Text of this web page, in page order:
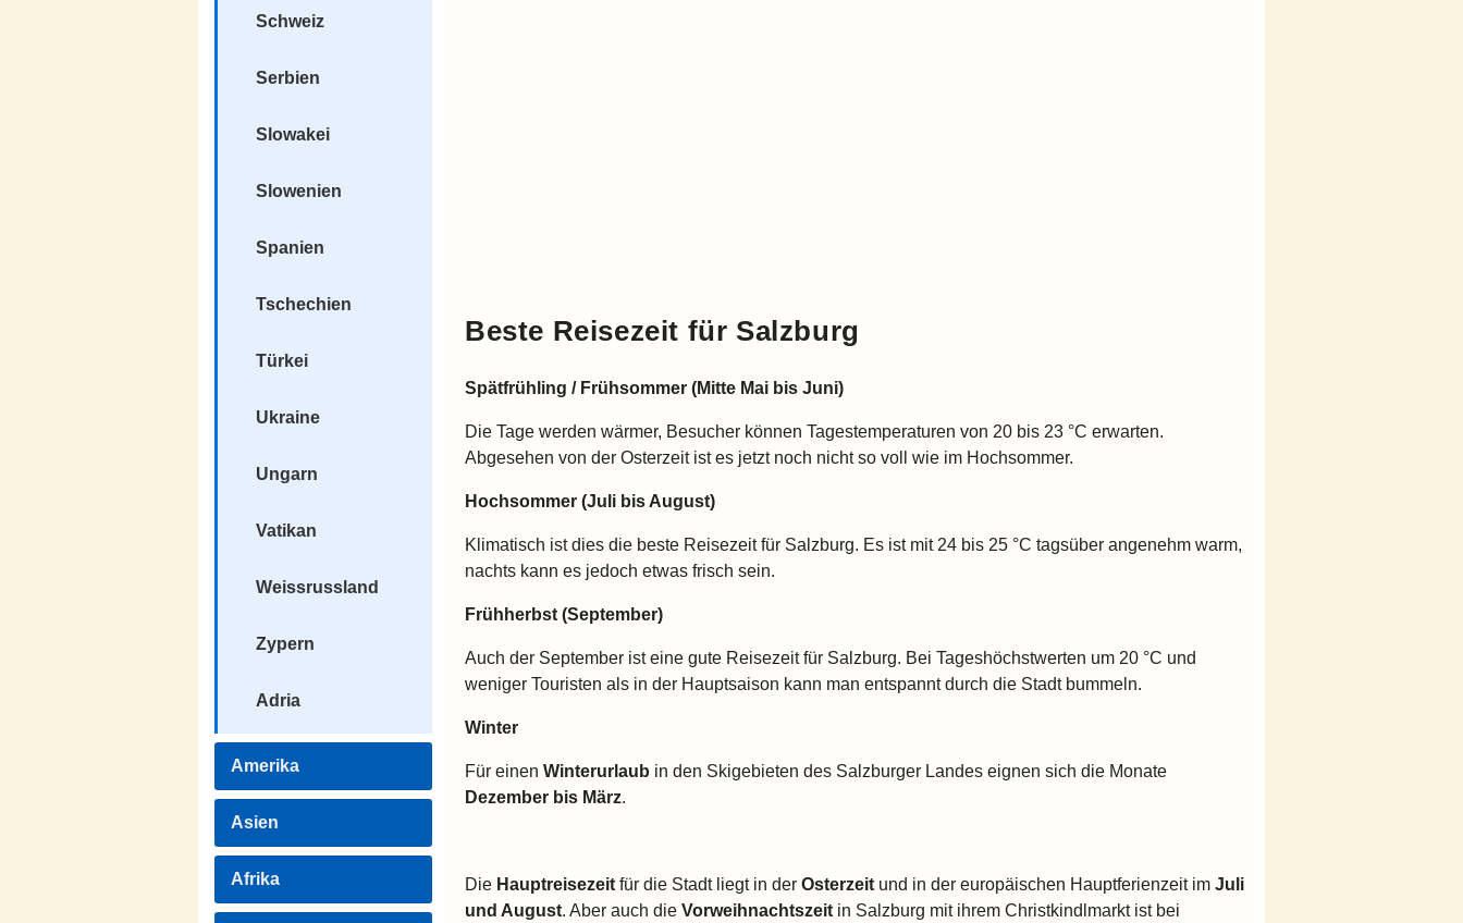
Schweiz
Serbien
Slowakei
Slowenien
Spanien
Tschechien
Türkei
Ukraine
Ungarn
Vatikan
Weissrussland
Zypern
Adria
Amerika
Asien
Afrika
Beste Reisezeit für Salzburg
Spätfrühling / Frühsommer (Mitte Mai bis Juni)
Die Tage werden wärmer, Besucher können Tagestemperaturen von 20 bis 23 °C erwarten.
Abgesehen von der Osterzeit ist es jetzt noch nicht so voll wie im Hochsommer.
Hochsommer (Juli bis August)
Klimatisch ist dies die beste Reisezeit für Salzburg. Es ist mit 24 bis 25 °C tagsüber angenehm warm,
nachts kann es jedoch etwas frisch sein.
Frühherbst (September)
Auch der September ist eine gute Reisezeit für Salzburg. Bei Tageshöchstwerten um 20 °C und
weniger Touristen als in der Hauptsaison kann man entspannt durch die Stadt bummeln.
Winter
Für einen Winterurlaub in den Skigebieten des Salzburger Landes eignen sich die Monate
Dezember bis März.
Die Hauptreisezeit für die Stadt liegt in der Osterzeit und in der europäischen Hauptferienzeit im Juli
und August. Aber auch die Vorweihnachtszeit in Salzburg mit ihrem Christkindlmarkt ist bei